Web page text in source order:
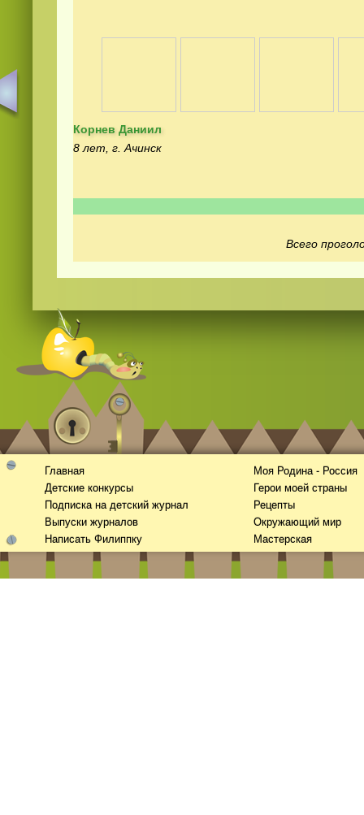
Корнев Даниил
8 лет, г. Ачинск
Всего
Главная
Детские конкурсы
Подписка на детский журнал
Выпуски журналов
Написать Филиппку
Моя Родина - Россия
Герои моей страны
Рецепты
Окружающий мир
Мастерская